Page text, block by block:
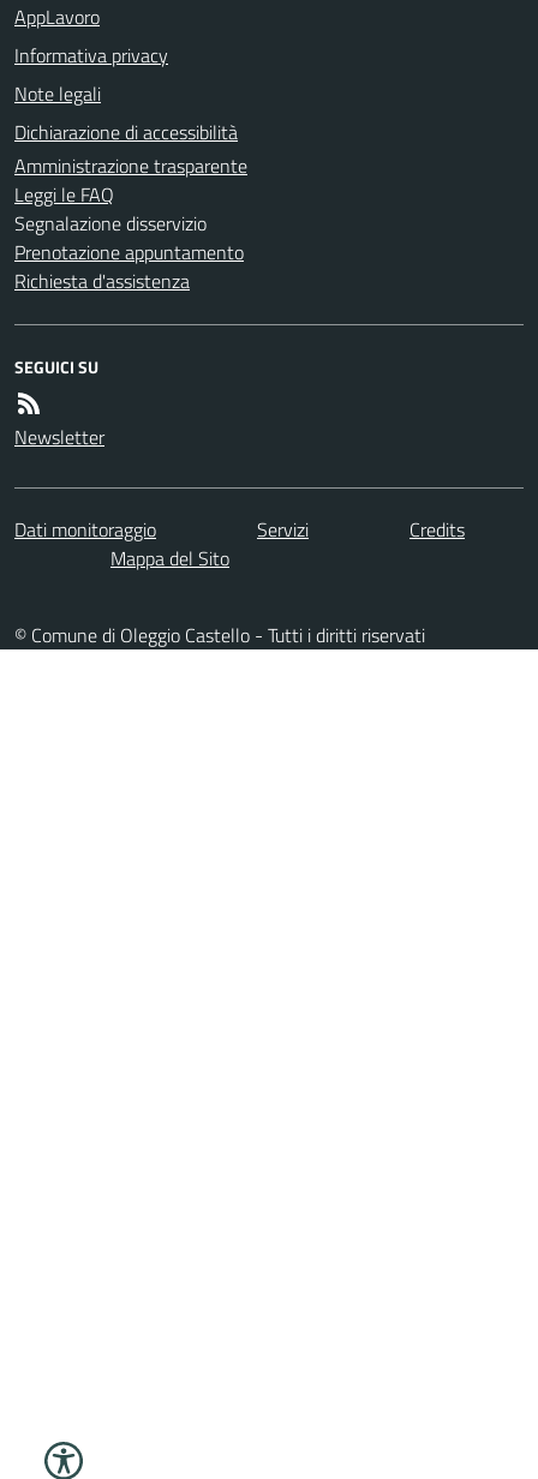
AppLavoro
Informativa privacy
Note legali
Dichiarazione di accessibilità
Amministrazione trasparente
Leggi le FAQ
Segnalazione disservizio
Prenotazione appuntamento
Richiesta d'assistenza
SEGUICI SU
Newsletter
Dati monitoraggio Servizi
Credits
Mappa del Sito
© Comune di Oleggio Castello - Tutti i diritti riservati